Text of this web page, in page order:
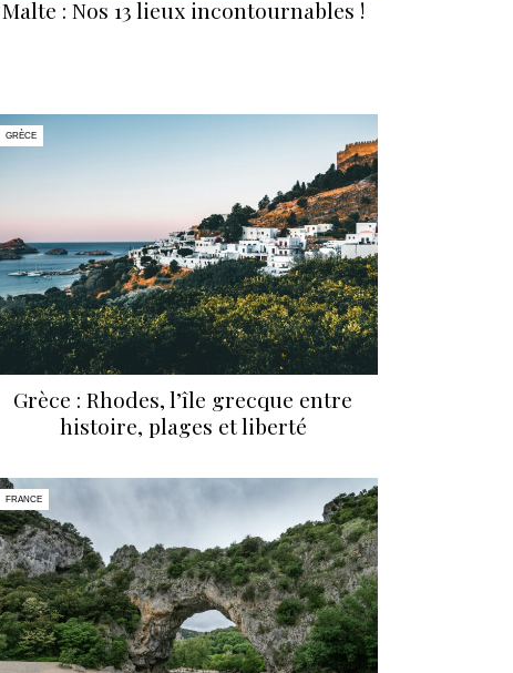
Malte : Nos 13 lieux incontournables !
GRÈCE
Grèce : Rhodes, l’île grecque entre
histoire, plages et liberté
FRANCE